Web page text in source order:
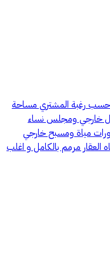
رغبة المشتري مساحة
خارجي ومجلس نساء
مياة ومسبح خارجي
العقار مرمم بالكامل و اغلب